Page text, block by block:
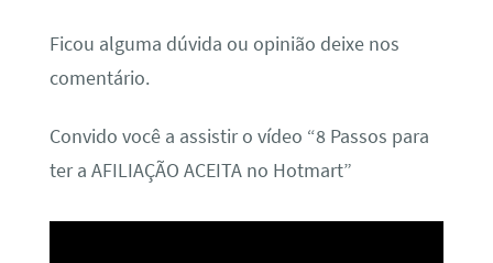
Ficou alguma dúvida ou opinião deixe nos
comentário.
Convido você a assistir o vídeo “8 Passos para
ter a AFILIAÇÃO ACEITA no Hotmart”